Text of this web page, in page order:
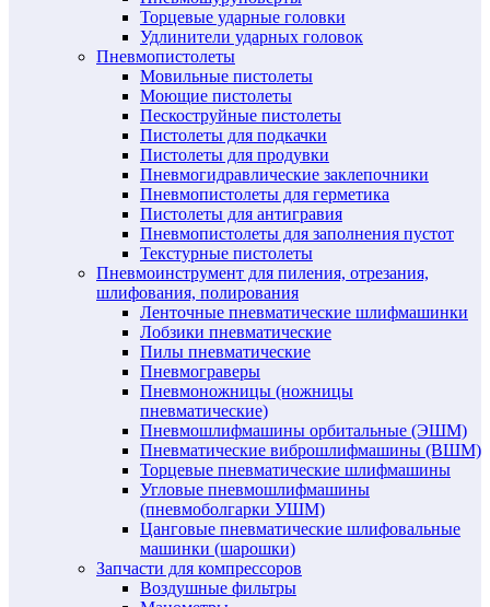
Торцевые ударные головки
Удлинители ударных головок
Пневмопистолеты
Мовильные пистолеты
Моющие пистолеты
Пескоструйные пистолеты
Пистолеты для подкачки
Пистолеты для продувки
Пневмогидравлические заклепочники
Пневмопистолеты для герметика
Пистолеты для антигравия
Пневмопистолеты для заполнения пустот
Текстурные пистолеты
Пневмоинструмент для пиления, отрезания,
шлифования, полирования
Ленточные пневматические шлифмашинки
Лобзики пневматические
Пилы пневматические
Пневмограверы
Пневмоножницы (ножницы
пневматические)
Пневмошлифмашины орбитальные (ЭШМ)
Пневматические виброшлифмашины (ВШМ)
Торцевые пневматические шлифмашины
Угловые пневмошлифмашины
(пневмоболгарки УШМ)
Цанговые пневматические шлифовальные
машинки (шарошки)
Запчасти для компрессоров
Воздушные фильтры